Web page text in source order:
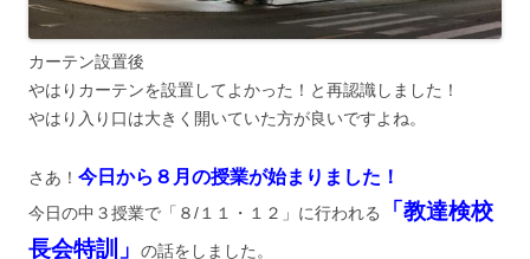
カーテン設置後
やはりカーテンを設置してよかった！と再認識しました！
やはり入り口は大きく開いていた方が良いですよね。
さあ！ 今日から８月の授業が始まりました！
今日の中３授業で「８/１１・１２」に行われる
「教達検校
長会特訓」
の話をしました。